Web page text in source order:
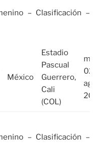
– Clasificación –
México
Estadio
Pascual
Guerrero,
Cali
(COL)
mar,
02
ago
2022
– Clasificación –